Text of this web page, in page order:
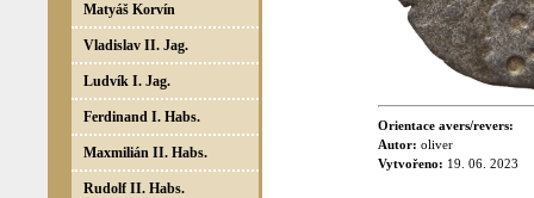
Matyáš Korvín
Vladislav II. Jag.
Ludvík I. Jag.
Ferdinand I. Habs.
Maxmilián II. Habs.
Rudolf II. Habs.
Orientace avers/revers:
Autor: oliver
Vytvořeno: 19. 06. 2023